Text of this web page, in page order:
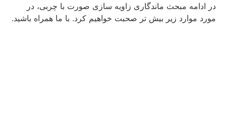
در ادامه مبحث ماندگاری زاویه سازی صورت با چربی، در
مورد موارد زیر بیش تر صحبت خواهیم کرد. با ما همراه باشید.